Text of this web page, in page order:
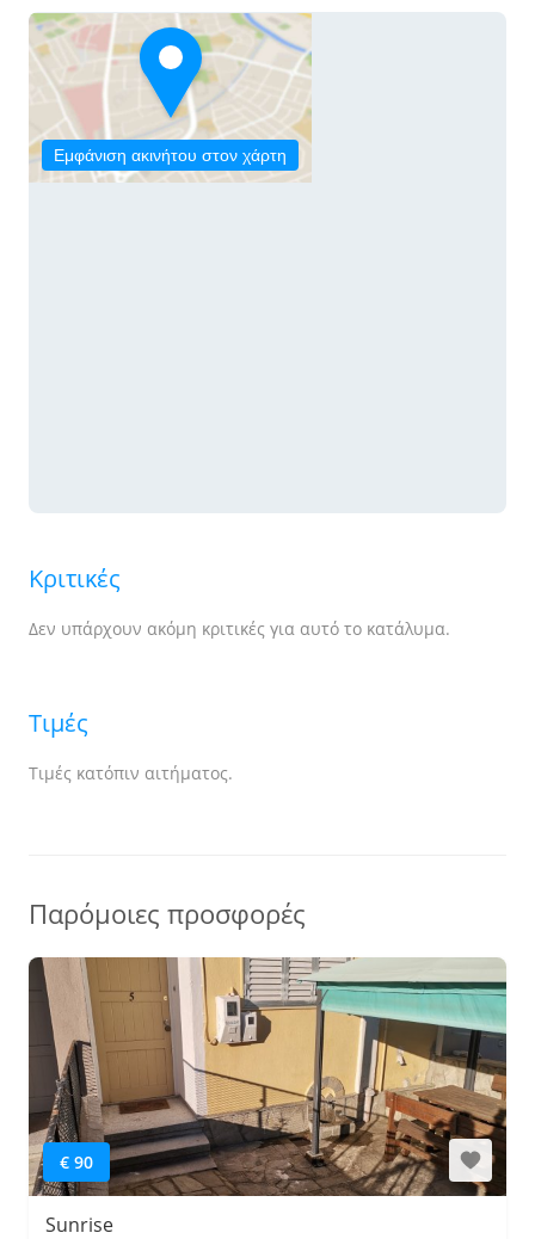
Εμφάνιση ακινήτου στον χάρτη
Κριτικές
Δεν υπάρχουν ακόμη κριτικές για αυτό το κατάλυμα.
Τιμές
Τιμές κατόπιν αιτήματος.
Παρόμοιες προσφορές
€ 90
Sunrise